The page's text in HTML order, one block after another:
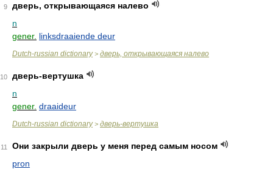
9
дверь, открывающаяся налево
n
gener. linksdraaiende deur
Dutch-russian dictionary> дверь, открывающаяся налево
10
дверь-вертушка
n
gener. draaideur
Dutch-russian dictionary> дверь-вертушка
11
Они закрыли дверь у меня перед самым носом
pron